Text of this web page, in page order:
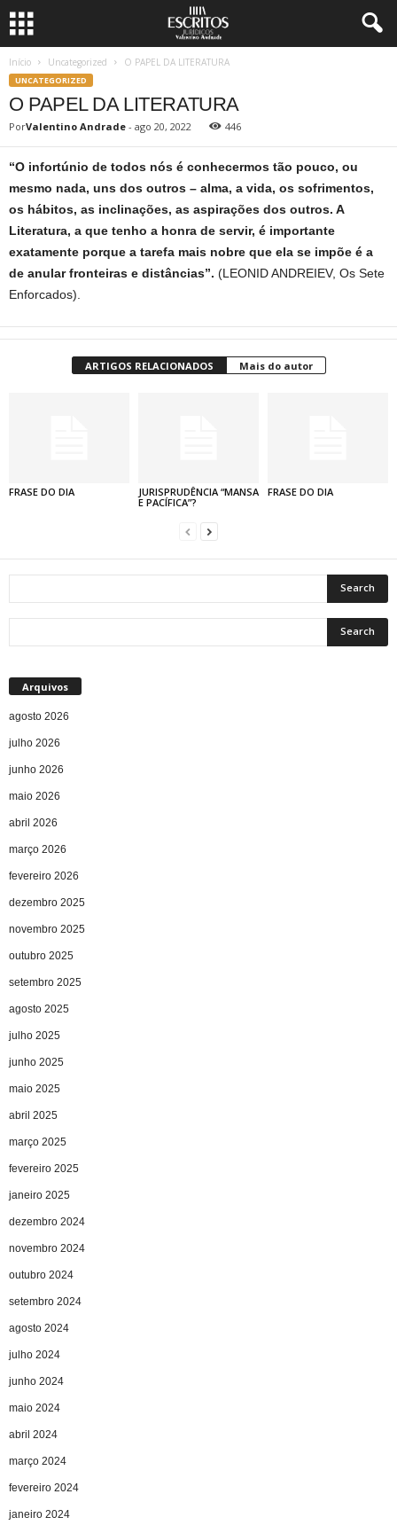
Início Uncategorized O PAPEL DA LITERATURA
UNCATEGORIZED
O PAPEL DA LITERATURA
PorValentino Andrade - ago 20, 2022 446
“O infortúnio de todos nós é conhecermos tão pouco, ou
mesmo nada, uns dos outros – alma, a vida, os sofrimentos,
os hábitos, as inclinações, as aspirações dos outros. A
Literatura, a que tenho a honra de servir, é importante
exatamente porque a tarefa mais nobre que ela se impõe é a
de anular fronteiras e distâncias”. (LEONID ANDREIEV, Os Sete
Enforcados).
ARTIGOS RELACIONADOS Mais do autor
FRASE DO DIA
JURISPRUDÊNCIA “MANSA
E PACÍFICA”?
FRASE DO DIA
Arquivos
agosto 2026
julho 2026
junho 2026
maio 2026
abril 2026
março 2026
fevereiro 2026
dezembro 2025
novembro 2025
outubro 2025
setembro 2025
agosto 2025
julho 2025
junho 2025
maio 2025
abril 2025
março 2025
fevereiro 2025
janeiro 2025
dezembro 2024
novembro 2024
outubro 2024
setembro 2024
agosto 2024
julho 2024
junho 2024
maio 2024
abril 2024
março 2024
fevereiro 2024
janeiro 2024